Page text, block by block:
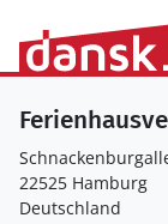
22525 Hamburg
Deutschland